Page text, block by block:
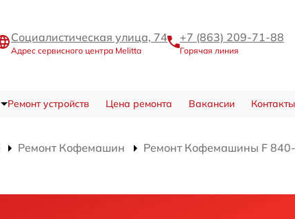
Социалистическая улица, 74
Адрес сервисного центра Melitta
+7 (863) 209-71-88
Горячая линия
Ремонт устройств Цена ремонта Вакансии Контакты
Ремонт Кофемашин
Ремонт Кофемашины F